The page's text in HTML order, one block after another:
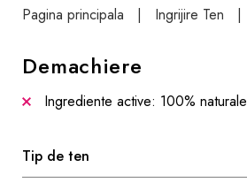
Pagina principala Ingrijire Ten
Demachiere
Ingrediente active: 100% naturale
Tip de ten